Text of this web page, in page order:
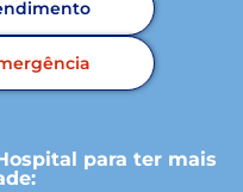
para ter mais